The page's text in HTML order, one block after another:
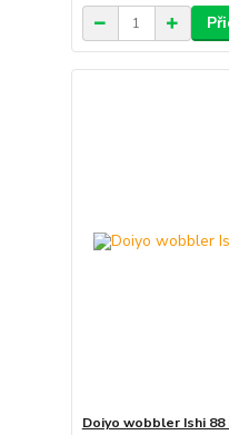
Doiyo wobbler Ishi 88